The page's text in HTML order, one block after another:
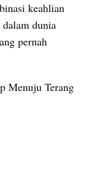
keahlian
dalam dunia
pernah
Menuju Terang